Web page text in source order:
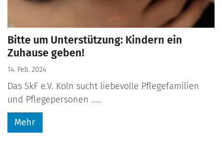
Bitte um Unterstützung: Kindern ein
Zuhause geben!
14. Feb. 2024
Das SkF e.V. Köln sucht liebevolle Pflegefamilien
und Pflegepersonen .....
Mehr